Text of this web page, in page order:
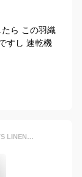
ら この羽織
すし 速乾機
SUNNY SPORTS サニースポーツ CUBA SHIRTS LINEN COTTON キューバ シャツ プリーツ フリル 半袖 開襟 シャツ オープンカラー リネン コットン シンプル オーバーサイズ グレージュ ベージュ ネイビー ブラック M L